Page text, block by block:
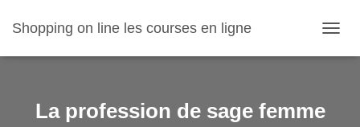
Shopping on line les courses en ligne
U
La profession de sage femme